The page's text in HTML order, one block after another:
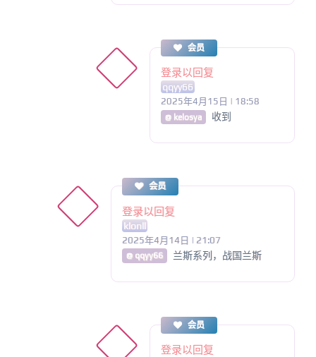
会员
登录以回复
qqyy66
2025年4月15日 | 18:58
@ kelosya 收到
会员
登录以回复
klonll
2025年4月14日 | 21:07
@ qqyy66 兰斯系列，战国兰斯
会员
登录以回复